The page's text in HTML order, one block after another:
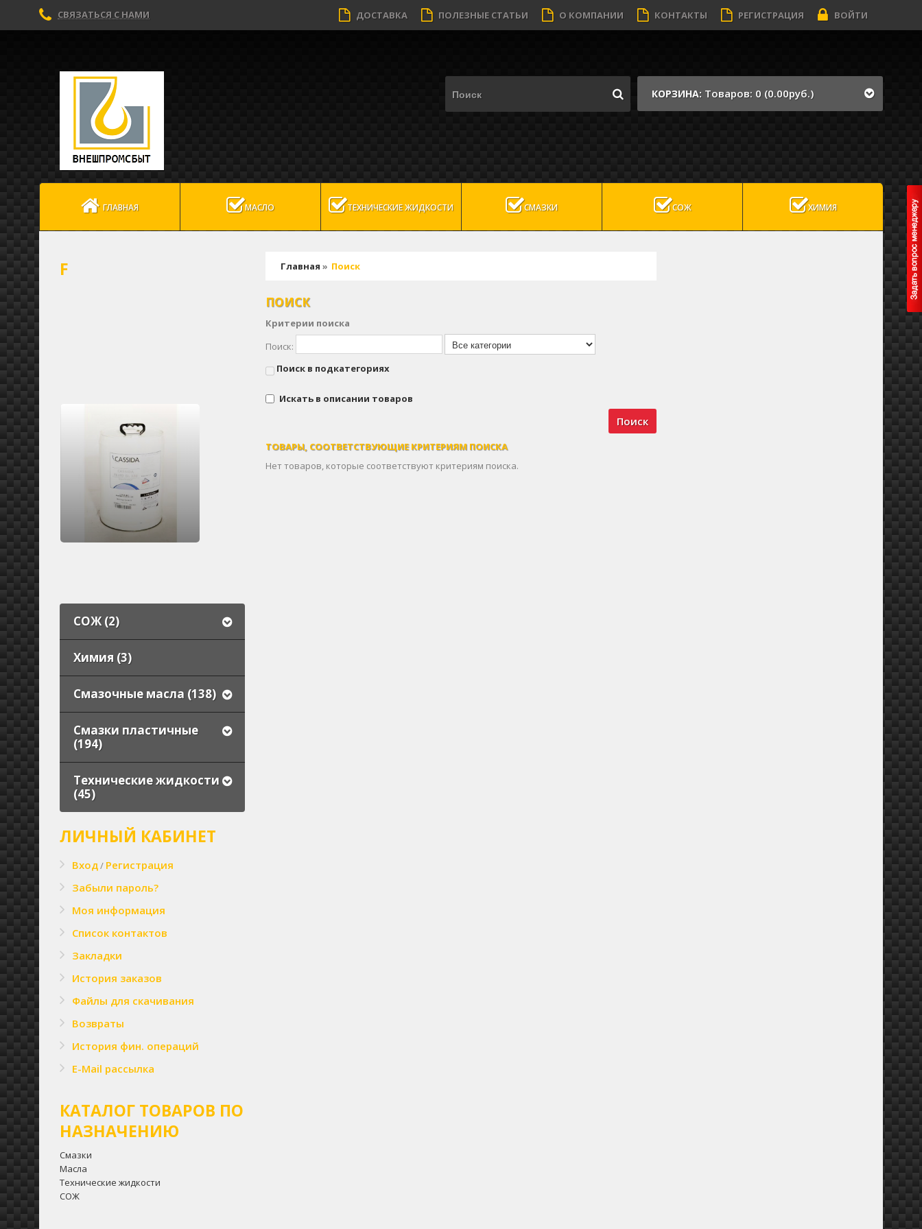
СВЯЗАТЬСЯ С НАМИ ДОСТАВКА ПОЛЕЗНЫЕ СТАТЬИ О КОМПАНИИ КОНТАКТЫ РЕГИСТРАЦИЯ ВОЙТИ
КОРЗИНА: Товаров: 0 (0.00руб.)
ГЛАВНАЯ МАСЛО ТЕХНИЧЕСКИЕ ЖИДКОСТИ СМАЗКИ СОЖ ХИМИЯ
Главная » Поиск
ПОИСК
Критерии поиска
Поиск:
Поиск в подкатегориях
Искать в описании товаров
Поиск
ТОВАРЫ, СООТВЕТСТВУЮЩИЕ КРИТЕРИЯМ ПОИСКА
Нет товаров, которые соответствуют критериям поиска.
F
СОЖ (2)
Химия (3)
Смазочные масла (138)
Смазки пластичные
(194)
Технические жидкости
(45)
ЛИЧНЫЙ КАБИНЕТ
Вход/ Регистрация
Забыли пароль?
Моя информация
Список контактов
Закладки
История заказов
Файлы для скачивания
Возвраты
История фин. операций
E-Mail рассылка
КАТАЛОГ ТОВАРОВ ПО
НАЗНАЧЕНИЮ
Смазки
Масла
Технические жидкости
CОЖ